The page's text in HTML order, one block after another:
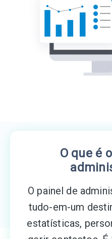
O que é
O painel de
tudo-em-um
estatísticas,